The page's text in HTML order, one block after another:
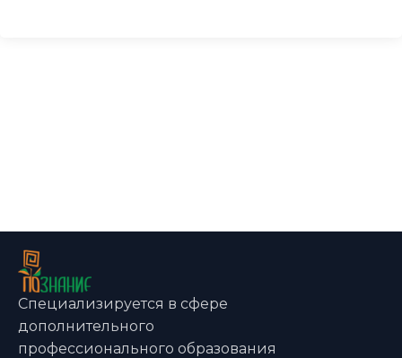
Специализируется в сфере
дополнительного
профессионального образования